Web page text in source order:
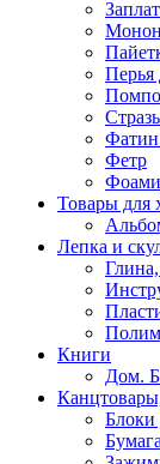
Перья
Фатин
Фетр
Товары для
Лепка и
Книги
Дом.
Блоки